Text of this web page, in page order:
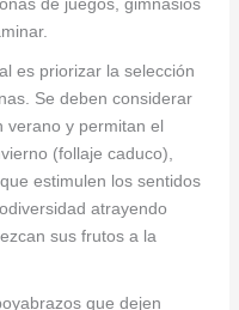
es priorizar la selección
Se deben considerar
verano y permitan el
(follaje caduco),
estimulen los sentidos
atrayendo
sus frutos a la
que dejen